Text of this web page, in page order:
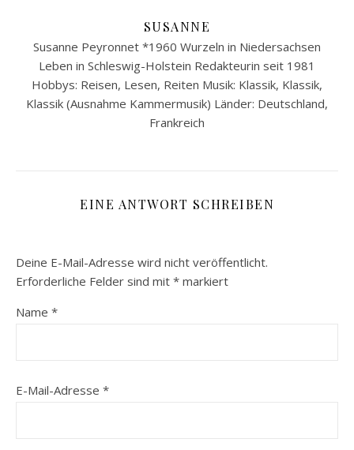
SUSANNE
Susanne Peyronnet *1960 Wurzeln in Niedersachsen
Leben in Schleswig-Holstein Redakteurin seit 1981
Hobbys: Reisen, Lesen, Reiten Musik: Klassik, Klassik,
Klassik (Ausnahme Kammermusik) Länder: Deutschland,
Frankreich
EINE ANTWORT SCHREIBEN
Deine E-Mail-Adresse wird nicht veröffentlicht.
Erforderliche Felder sind mit * markiert
Name *
E-Mail-Adresse *